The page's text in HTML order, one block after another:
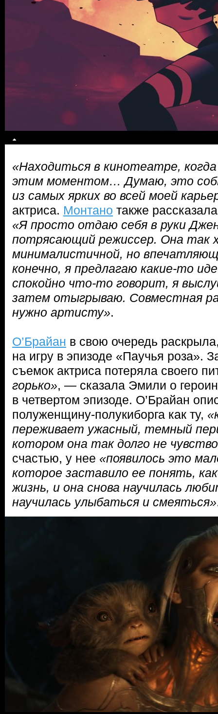
«Находиться в кинотеатре,
этим моментом… Думаю, это
из самых ярких во всей моей
актриса. Монтано также
«Я просто отдаю себя в руки
потрясающий режиссер. Она так
минималистичной, но
конечно, я предлагаю какие-то
спокойно что-то говорит, я
затем отыгрываю. Совместная
нужно артисту».
О’Брайан в свою очередь
на игру в эпизоде «Паучья роза».
съемок актриса потеряла своего
горько», — сказала Эмили о
в четвертом эпизоде. О’Брайан
полуженщину-полукиборга как ту,
переживает ужасный, темный
котором она так долго не
счастью, у нее «появилось это
которое заставило ее понять,
жизнь, и она снова научилась
научилась улыбаться и смеяться»